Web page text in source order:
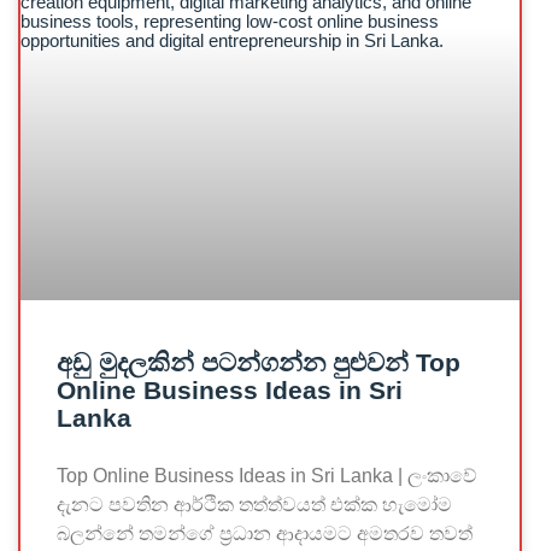
අඩු මුදලකින් පටන්ගන්න පුළුවන් Top
Online Business Ideas in Sri
Lanka
Top Online Business Ideas in Sri Lanka | ලංකාවේ
දැනට පවතින ආර්ථික තත්ත්වයත් එක්ක හැමෝම
බලන්නේ තමන්ගේ ප්‍රධාන ආදායමට අමතරව තවත්